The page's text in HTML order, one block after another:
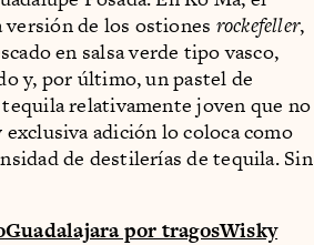
de los ostiones rockefeller,
en salsa verde tipo vasco,
y, por último, un pastel de
relativamente joven que no
exclusiva adición lo coloca como
de destilerías de tequila. Sin
Guadalajara por tragosWisky